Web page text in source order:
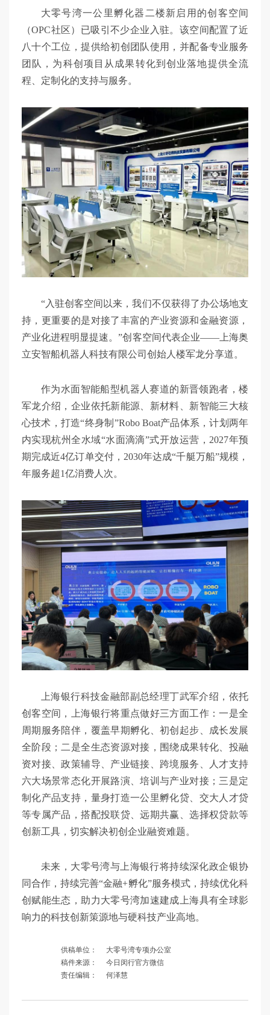
大零号湾一公里孵化器二楼新启用的创客空间
（OPC社区）已吸引不少企业入驻。该空间配置了近
八十个工位，提供给初创团队使用，并配备专业服务
团队，为科创项目从成果转化到创业落地提供全流
程、定制化的支持与服务。
“入驻创客空间以来，我们不仅获得了办公场地支
持，更重要的是对接了丰富的产业资源和金融资源，
产业化进程明显提速。”创客空间代表企业——上海奥
立安智船机器人科技有限公司创始人楼军龙分享道。
作为水面智能船型机器人赛道的新晋领跑者，楼
军龙介绍，企业依托新能源、新材料、新智能三大核
心技术，打造“终身制”Robo Boat产品体系，计划两年
内实现杭州全水域“水面滴滴”式开放运营，2027年预
期完成近4亿订单交付，2030年达成“千艇万船”规模，
年服务超1亿消费人次。
上海银行科技金融部副总经理丁武军介绍，依托
创客空间，上海银行将重点做好三方面工作：一是全
周期服务陪伴，覆盖早期孵化、初创起步、成长发展
全阶段；二是全生态资源对接，围绕成果转化、投融
资对接、政策辅导、产业链接、跨境服务、人才支持
六大场景常态化开展路演、培训与产业对接；三是定
制化产品支持，量身打造一公里孵化贷、交大人才贷
等专属产品，搭配投联贷、远期共赢、选择权贷款等
创新工具，切实解决初创企业融资难题。
未来，大零号湾与上海银行将持续深化政企银协
同合作，持续完善“金融+孵化”服务模式，持续优化科
创赋能生态，助力大零号湾加速建成上海具有全球影
响力的科技创新策源地与硬科技产业高地。
供稿单位：
大零号湾专项办公室
稿件来源：
今日闵行官方微信
责任编辑：
何泽慧